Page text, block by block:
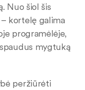
Nuo šiol šis
kortelę galima
programėlėje,
mygtuką
peržiūrėti